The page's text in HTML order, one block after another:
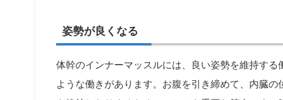
姿勢が良くなる
体幹のインナーマッスルには、良い姿勢を維持す
ような働きがあります。お腹を引き締めて、内臓